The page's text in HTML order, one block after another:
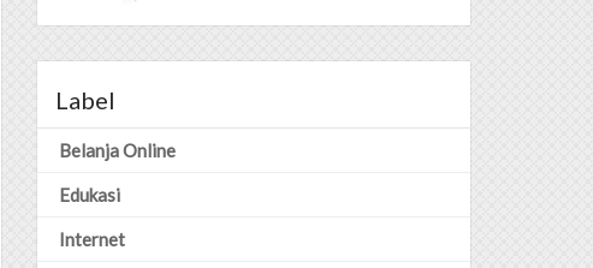
Label
Belanja Online
Edukasi
Internet